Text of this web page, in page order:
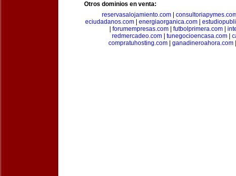
Otros dominios en venta:
reservasalojamiento.com
eciudadanos.com| energiaorganica.com|
forumempresas.com futbolprimera.com
redmercadeo.com| tunegocioencasa.com|
compratuhosting.com| ganadineroahora.com|